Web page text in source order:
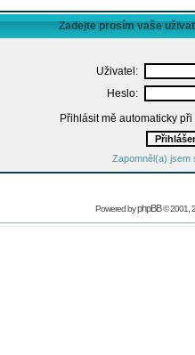
Zadejte prosím vaše
Uživatel:
Heslo:
Přihlásit mě automaticky
Zapomněl(a) jsem
Powered byphpBB© 2001,